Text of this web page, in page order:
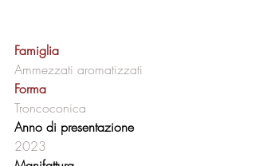
Famiglia
Ammezzati aromatizzati
Forma
Troncoconica
Anno di presentazione
2023